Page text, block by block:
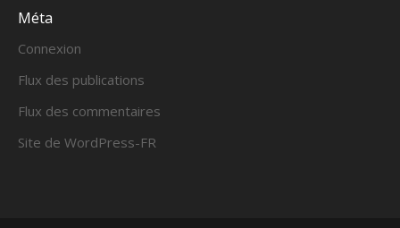
Méta
Connexion
Flux des publications
Flux des commentaires
Site de WordPress-FR